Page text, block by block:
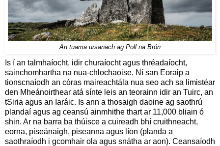
An tuama ursanach ag Poll na Brón
Is í an talmhaíocht, idir churaíocht agus thréadaíocht,
sainchomhartha na nua-chlochaoise. Ní san Eoraip a
tionscnaíodh an córas maireachtála nua seo ach sa limistéar
den Mheánoirthear atá sínte leis an teorainn idir an Tuirc, an
tSiria agus an Iaráic. Is ann a thosaigh daoine ag saothrú
plandaí agus ag ceansú ainmhithe thart ar 11,000 bliain ó
shin. Ar na barra ba thúisce a cuireadh bhí cruithneacht,
eorna, piseánaigh, piseanna agus líon (planda a
saothraíodh i gcomhair ola agus snátha ar aon). Ceansaíodh